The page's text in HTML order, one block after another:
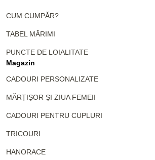
CUM CUMPĂR?
TABEL MĂRIMI
PUNCTE DE LOIALITATE
Magazin
CADOURI PERSONALIZATE
MĂRȚIȘOR ȘI ZIUA FEMEII
CADOURI PENTRU CUPLURI
TRICOURI
HANORACE